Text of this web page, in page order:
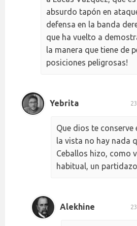
absurdo tapón en
defensa en la banda
que ha vuelto a
la manera que tiene de
posiciones peligrosas!
Yebrita
Que dios te
la vista no hay nada
Ceballos hizo, como
habitual, un
Alekhine